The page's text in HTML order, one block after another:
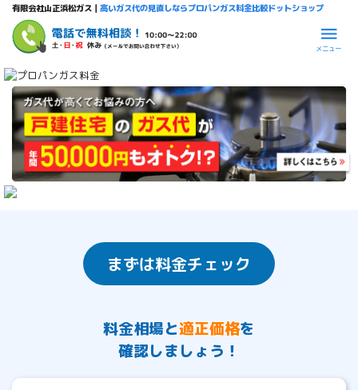
有限会社山正浜松ガス｜ 高いガス代の見直しならプロパンガス料金比較ドットショップ
メニュー
まずは料金チェック
料金相場と適正価格を
確認しましょう！